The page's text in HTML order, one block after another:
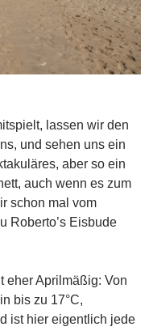
lassen wir den
und sehen uns ein
aber so ein
auch wenn es zum
schon mal vom
Roberto’s Eisbude
eher Aprilmäßig: Von
bis zu 17°C,
ist hier eigentlich jede